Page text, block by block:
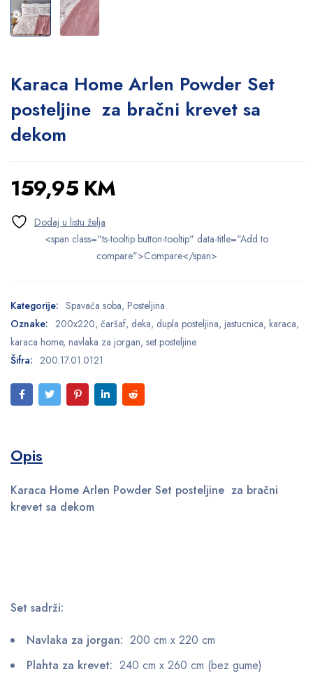
Karaca Home Arlen Powder Set
posteljine za bračni krevet sa
dekom
159,95 KM
<span class="ts-tooltip button-tooltip" data-title="Add to
compare">Compare</span>
Kategorije: Spavaća soba, Posteljina
Oznake: 200x220, čaršaf, deka, dupla posteljina, jastucnica, karaca,
karaca home, navlaka za jorgan, set posteljine
Šifra: 200.17.01.0121
Opis
Karaca Home Arlen Powder Set posteljine za bračni
krevet sa dekom
Set sadrži:
Navlaka za jorgan: 200 cm x 220 cm
Plahta za krevet: 240 cm x 260 cm (bez gume)